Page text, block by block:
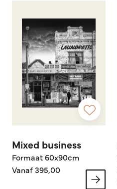
Mixed business
Formaat 60x90cm
Vanaf 395,00